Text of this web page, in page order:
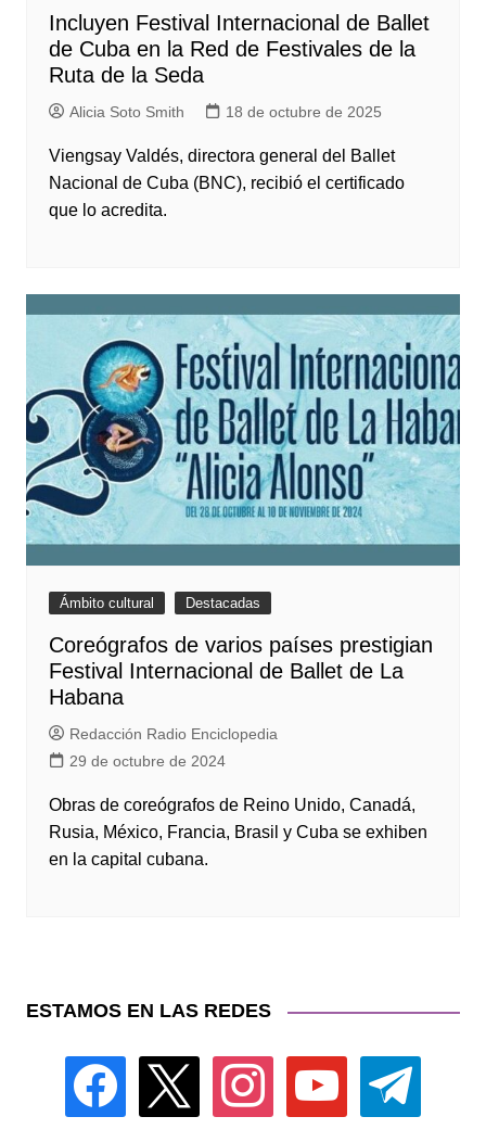
Incluyen Festival Internacional de Ballet
de Cuba en la Red de Festivales de la
Ruta de la Seda
Alicia Soto Smith 18 de octubre de 2025
Viengsay Valdés, directora general del Ballet
Nacional de Cuba (BNC), recibió el certificado
que lo acredita.
Ámbito cultural Destacadas
Coreógrafos de varios países prestigian
Festival Internacional de Ballet de La
Habana
Redacción Radio Enciclopedia
29 de octubre de 2024
Obras de coreógrafos de Reino Unido, Canadá,
Rusia, México, Francia, Brasil y Cuba se exhiben
en la capital cubana.
ESTAMOS EN LAS REDES
facebook instagram youtube telegram